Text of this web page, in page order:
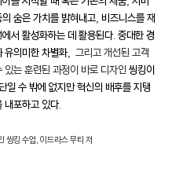
숨은 가치를 밝혀내고, 비즈니스를 재
서 활성화하는 데 활용된다. 중대한 경
유의미한 차별화, 그리고 개선된 고객
있는 훈련된 과정이 바로 디자인 씽킹이
일 수 밖에 없지만 혁신의 배후를 지탱
내포하고 있다.
씽킹 수업, 이드라스 무티 저